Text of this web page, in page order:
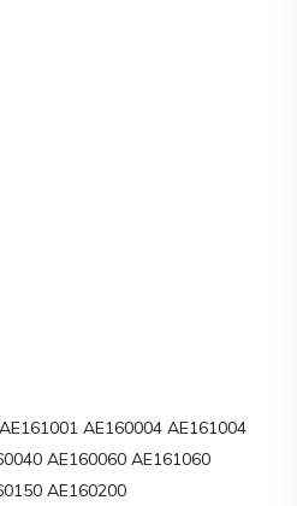
AE160004 AE161004
AE160060 AE161060
AE160200